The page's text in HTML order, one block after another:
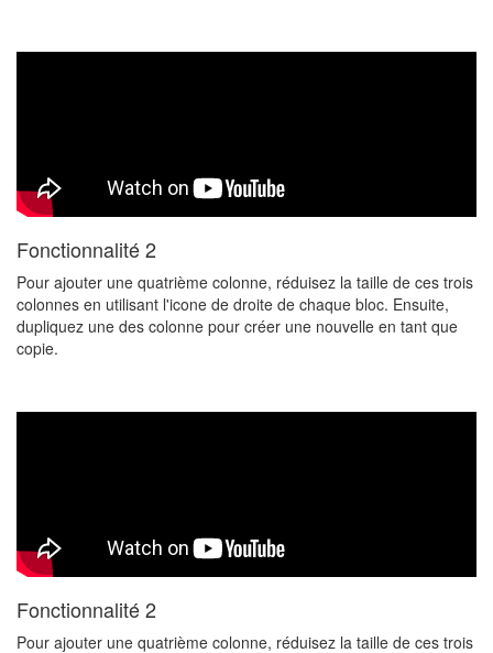
Fonctionnalité 2
Pour ajouter une quatrième colonne, réduisez la taille de ces trois
colonnes en utilisant l'icone de droite de chaque bloc. Ensuite,
dupliquez une des colonne pour créer une nouvelle en tant que
copie.
Fonctionnalité 2
Pour ajouter une quatrième colonne, réduisez la taille de ces trois